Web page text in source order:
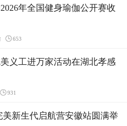
年全国健身瑜伽公开赛收
653
义工进万家活动在湖北孝感
931
美新生代启航营安徽站圆满举